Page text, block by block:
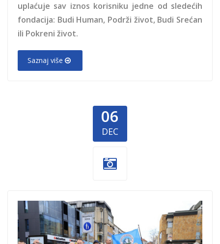
uplaćuje sav iznos korisniku jedne od sledećih
fondacija: Budi Human, Podrži život, Budi Srećan
ili Pokreni život.
Saznaj više
06
DEC
Za-Iliju-1.jpg